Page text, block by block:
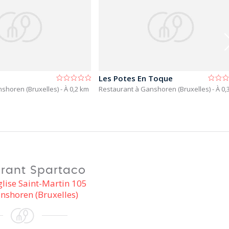
(Bruxelles)- À 0,2 km
Les Potes En Toque
Restaurant à Ganshoren (Bruxelles)- À
Spartaco
Saint-Martin 105
(Bruxelles)